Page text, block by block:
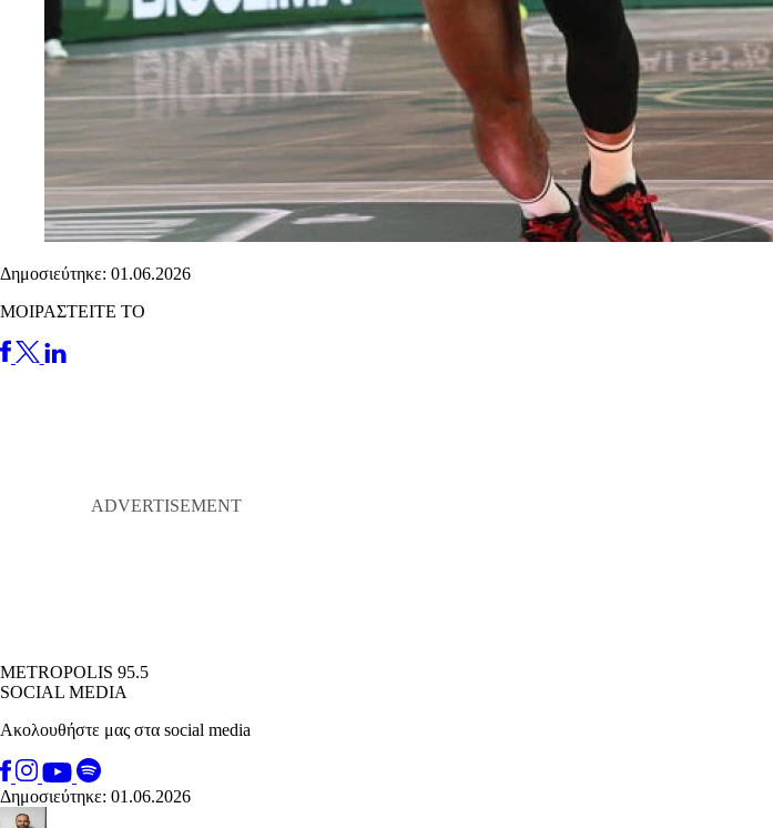
Δημοσιεύτηκε: 01.06.2026
ΜΟΙΡΑΣΤΕΙΤΕ ΤΟ
METROPOLIS 95.5
SOCIAL MEDIA
Ακολουθήστε μας στα social media
Δημοσιεύτηκε: 01.06.2026